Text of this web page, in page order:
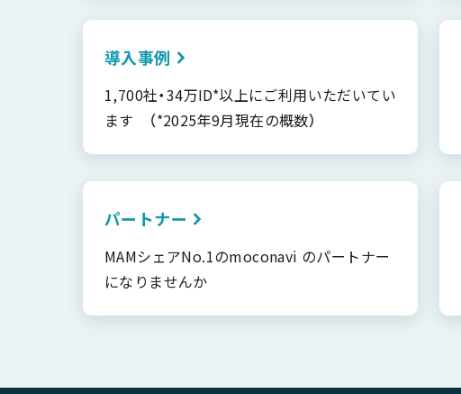
導入事例
1,700社・34万ID*以上にご利用いただいてい
ます （*2025年9月現在の概数）
パートナー
MAMシェアNo.1のmoconavi のパートナー
になりませんか